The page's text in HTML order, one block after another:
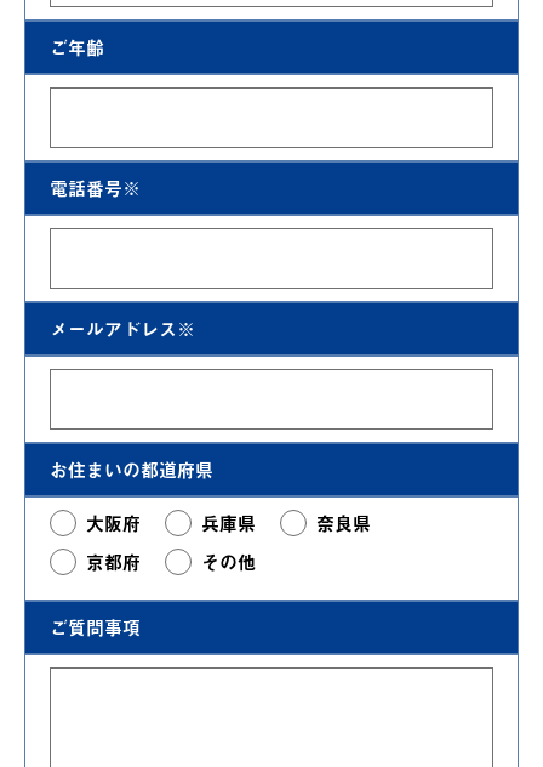
ご年齢
電話番号※
メールアドレス※
お住まいの都道府県
大阪府
兵庫県
奈良県
京都府
その他
ご質問事項